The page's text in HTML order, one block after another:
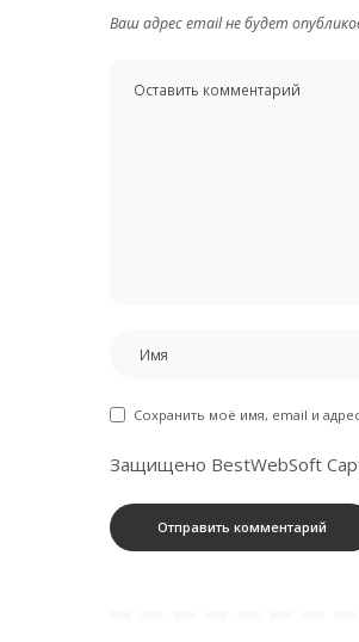
Ваш адрес email не будет
Сохранить моё имя, email и
Защищено BestWebSoft